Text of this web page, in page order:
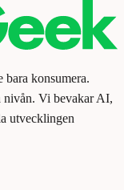
konsumera.
nivån. Vi bevakar AI,
utvecklingen